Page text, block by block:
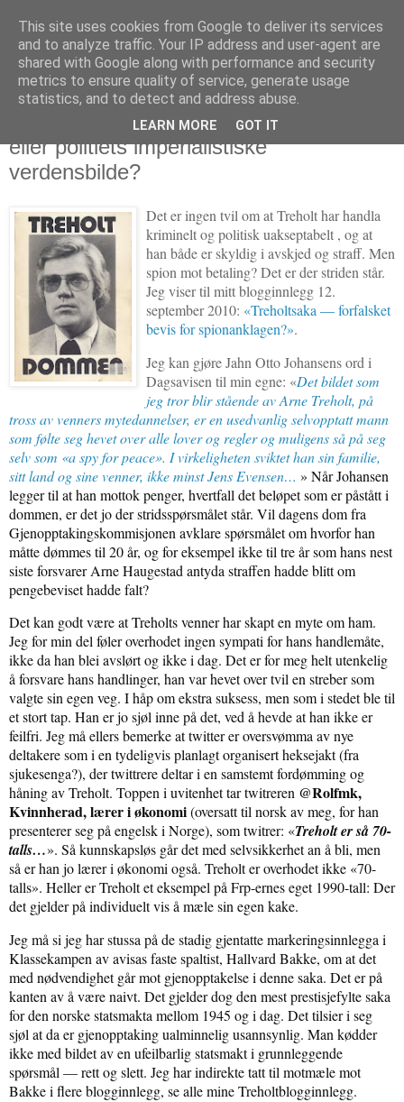
Politikus
fredag 10. juni 2011
Treholtsaka: Er kjernen for streng straff
eller politiets imperialistiske
verdensbilde?
Det er ingen tvil om at Treholt har handla
kriminelt og politisk uakseptabelt , og at
han både er skyldig i avskjed og straff. Men
spion mot betaling? Det er der striden står.
Jeg viser til mitt blogginnlegg 12.
september 2010: «Treholtsaka — forfalsket
bevis for spionanklagen?».
Jeg kan gjøre Jahn Otto Johansens ord i
Dagsavisen til min egne: «Det bildet som
jeg tror blir stående av Arne Treholt, på
tross av venners mytedannelser, er en usedvanlig selvopptatt mann
som følte seg hevet over alle lover og regler og muligens så på seg
selv som «a spy for peace». I virkeligheten sviktet han sin familie,
sitt land og sine venner, ikke minst Jens Evensen… » Når Johansen
legger til at han mottok penger, hvertfall det beløpet som er påstått i
dommen, er det jo der stridsspørsmålet står. Vil dagens dom fra
Gjenopptakingskommisjonen avklare spørsmålet om hvorfor han
måtte dømmes til 20 år, og for eksempel ikke til tre år som hans nest
siste forsvarer Arne Haugestad antyda straffen hadde blitt om
pengebeviset hadde falt?
Det kan godt være at Treholts venner har skapt en myte om ham.
Jeg for min del føler overhodet ingen sympati for hans handlemåte,
ikke da han blei avslørt og ikke i dag. Det er for meg helt utenkelig
å forsvare hans handlinger, han var hevet over tvil en streber som
valgte sin egen veg. I håp om ekstra suksess, men som i stedet ble til
et stort tap. Han er jo sjøl inne på det, ved å hevde at han ikke er
feilfri. Jeg må ellers bemerke at twitter er oversvømma av nye
deltakere som i en tydeligvis planlagt organisert heksejakt (fra
sjukesenga?), der twittrere deltar i en samstemt fordømming og
håning av Treholt. Toppen i uvitenhet tar twitreren @Rolfmk,
Kvinnherad, lærer i økonomi(oversatt til norsk av meg, for han
presenterer seg på engelsk i Norge), som twitrer: «Treholt er så 70-
talls…». Så kunnskapsløs går det med selvsikkerhet an å bli, men
så er han jo lærer i økonomi også. Treholt er overhodet ikke «70-
talls». Heller er Treholt et eksempel på Frp-ernes eget 1990-tall: Der
det gjelder på individuelt vis å mæle sin egen kake.
Jeg må si jeg har stussa på de stadig gjentatte markeringsinnlegga i
Klassekampen av avisas faste spaltist, Hallvard Bakke, om at det
med nødvendighet går mot gjenopptakelse i denne saka. Det er på
kanten av å være naivt. Det gjelder dog den mest prestisjefylte saka
for den norske statsmakta mellom 1945 og i dag. Det tilsier i seg
sjøl at da er gjenopptaking ualminnelig usannsynlig. Man kødder
ikke med bildet av en ufeilbarlig statsmakt i grunnleggende
spørsmål — rett og slett. Jeg har indirekte tatt til motmæle mot
Bakke i flere blogginnlegg, se alle mine Treholtblogginnlegg.
This site uses cookies from Google to deliver its services
and to analyze traffic. Your IP address and user-agent are
shared with Google along with performance and security
metrics to ensure quality of service, generate usage
statistics, and to detect and address abuse.
LEARN MORE GOT IT